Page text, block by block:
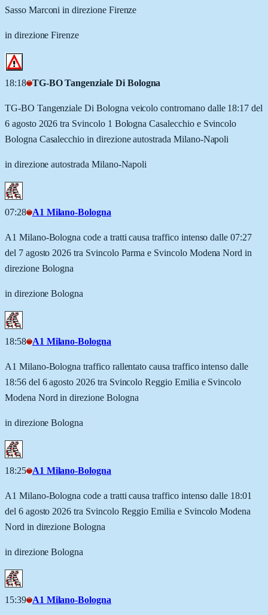
Sasso Marconi in direzione Firenze
in direzione Firenze
18:18 TG-BO Tangenziale Di Bologna
TG-BO Tangenziale Di Bologna veicolo contromano dalle 18:17 del
6 agosto 2026 tra Svincolo 1 Bologna Casalecchio e Svincolo
Bologna Casalecchio in direzione autostrada Milano-Napoli
in direzione autostrada Milano-Napoli
07:28 A1 Milano-Bologna
A1 Milano-Bologna code a tratti causa traffico intenso dalle 07:27
del 7 agosto 2026 tra Svincolo Parma e Svincolo Modena Nord in
direzione Bologna
in direzione Bologna
18:58 A1 Milano-Bologna
A1 Milano-Bologna traffico rallentato causa traffico intenso dalle
18:56 del 6 agosto 2026 tra Svincolo Reggio Emilia e Svincolo
Modena Nord in direzione Bologna
in direzione Bologna
18:25 A1 Milano-Bologna
A1 Milano-Bologna code a tratti causa traffico intenso dalle 18:01
del 6 agosto 2026 tra Svincolo Reggio Emilia e Svincolo Modena
Nord in direzione Bologna
in direzione Bologna
15:39 A1 Milano-Bologna